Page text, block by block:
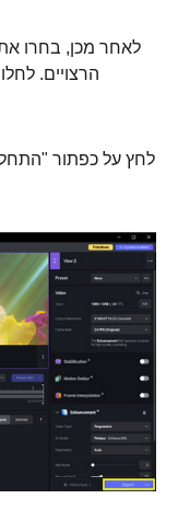
לאחר מכן, בחרו את
הרצויים.
לחץ על כפתור